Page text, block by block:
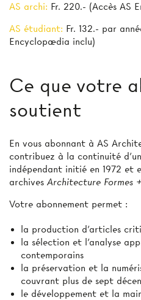
AS archi: Fr. 220.- (Accès AS
AS étudiant: Fr. 132.- par
Encyclopædia inclu)
Ce que votre
soutient
En vous abonnant à AS
contribuez à la continuité
indépendant initié en 1972 et
archives Architecture Formes
Votre abonnement permet :
la production d'articles
la sélection et l’analyse
contemporains
la préservation et la
couvrant plus de sept
le développement et la